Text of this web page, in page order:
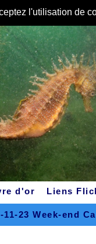
l'utilisation de
d'or Liens
11-23 Week-end